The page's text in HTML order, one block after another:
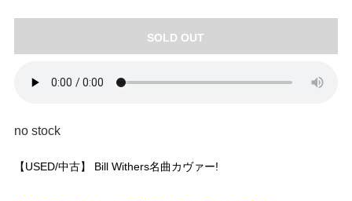
SOLD OUT
no stock
【USED/中古】 Bill Withers名曲カヴァー!